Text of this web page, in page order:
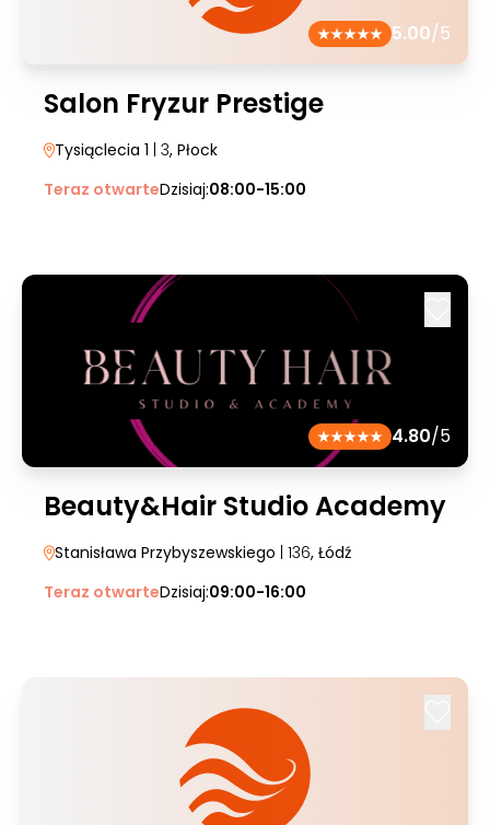
5.00/5
Salon Fryzur Prestige
Tysiąclecia 1 | 3, Płock
Teraz otwarteDzisiaj:08:00-15:00
4.80/5
Beauty&Hair Studio Academy
Stanisława Przybyszewskiego | 136, Łódź
Teraz otwarteDzisiaj:09:00-16:00